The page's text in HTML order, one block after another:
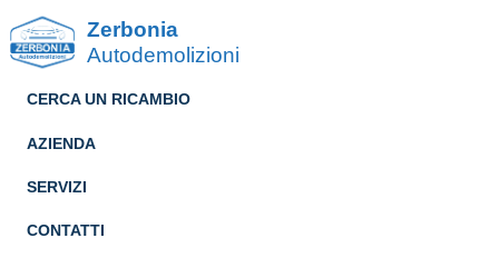
Zerbonia
Autodemolizioni
CERCA UN RICAMBIO
AZIENDA
SERVIZI
CONTATTI